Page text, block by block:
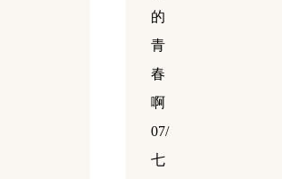
的
青
春
啊
07/
七